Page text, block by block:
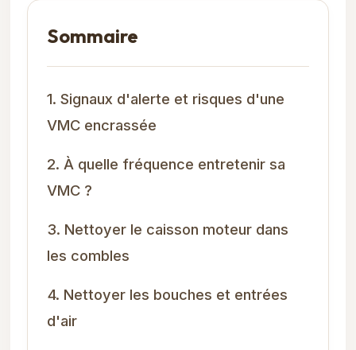
Sommaire
1. Signaux d'alerte et risques d'une
VMC encrassée
2. À quelle fréquence entretenir sa
VMC ?
3. Nettoyer le caisson moteur dans
les combles
4. Nettoyer les bouches et entrées
d'air